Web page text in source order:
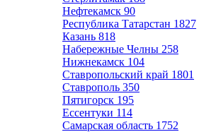
Нефтекамск 90
Республика Татарстан 1827
Казань 818
Набережные Челны 258
Нижнекамск 104
Ставропольский край 1801
Ставрополь 350
Пятигорск 195
Ессентуки 114
Самарская область 1752